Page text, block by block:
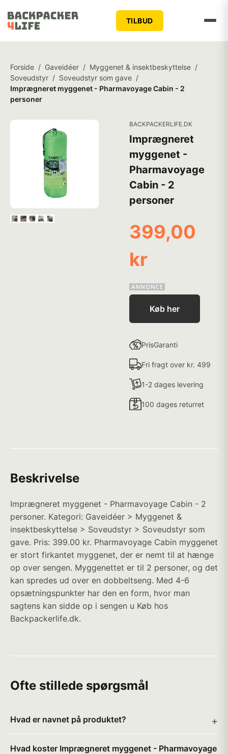
TILBUD
Forside / Gaveidéer / Myggenet & insektbeskyttelse /
Soveudstyr / Soveudstyr som gave /
Imprægneret myggenet - Pharmavoyage Cabin - 2
personer
BACKPACKERLIFE.DK
Imprægneret
myggenet -
Pharmavoyage
Cabin - 2
personer
399,00
kr
Køb her
PrisGaranti
Fri fragt over kr. 499
1-2 dages levering
100 dages returret
Beskrivelse
Imprægneret myggenet - Pharmavoyage Cabin - 2
personer. Kategori: Gaveidéer > Myggenet &
insektbeskyttelse > Soveudstyr > Soveudstyr som
gave. Pris: 399.00 kr. Pharmavoyage Cabin myggenet
er stort firkantet myggenet, der er nemt til at hænge
op over sengen. Myggenettet er til 2 personer, og det
kan spredes ud over en dobbeltseng. Med 4-6
opsætningspunkter har den en form, hvor man
sagtens kan sidde op i sengen u Køb hos
Backpackerlife.dk.
Ofte stillede spørgsmål
Hvad er navnet på produktet?
Hvad koster Imprægneret myggenet - Pharmavoyage